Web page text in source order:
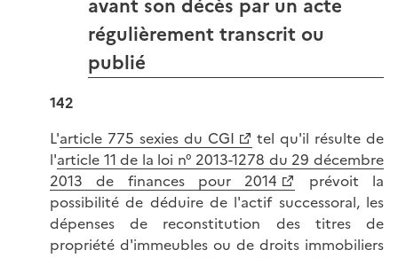
avant son décès par un acte
régulièrement transcrit ou
publié
142
L'article 775 sexies du CGI
tel qu'il résulte de
l'article 11 de la loi n° 2013-1278 du 29 décembre
2013 de finances pour 2014
prévoit la
possibilité de déduire de l'actif successoral, les
dépenses de reconstitution des titres de
propriété d'immeubles ou de droits immobiliers